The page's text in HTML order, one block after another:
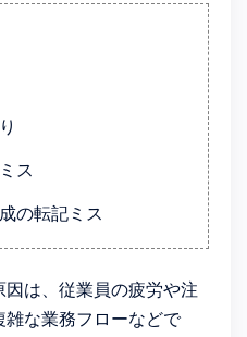
ス
の転記ミス
は、従業員の疲労や注
な業務フローなどで